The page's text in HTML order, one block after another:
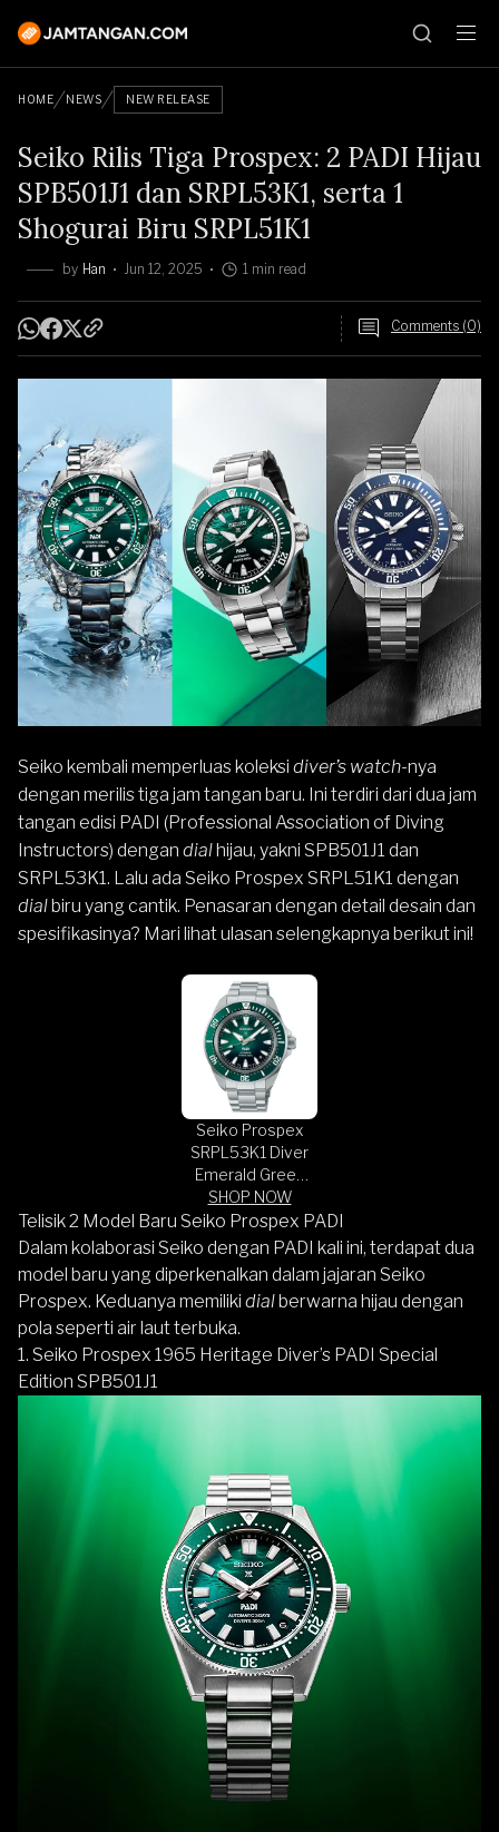
HOME NEWS NEW RELEASE
Seiko Rilis Tiga Prospex: 2 PADI Hijau
SPB501J1 dan SRPL53K1, serta 1
Shogurai Biru SRPL51K1
by Han Jun 12, 2025 1 min read
Comments (0)
Seiko kembali memperluas koleksi diver’s watch-nya
dengan merilis tiga jam tangan baru. Ini terdiri dari dua jam
tangan edisi PADI (Professional Association of Diving
Instructors) dengan dialhijau, yakni SPB501J1 dan
SRPL53K1. Lalu ada Seiko Prospex SRPL51K1 dengan
dialbiru yang cantik. Penasaran dengan detail desain dan
spesifikasinya? Mari lihat ulasan selengkapnya berikut ini!
Seiko Prospex
SRPL53K1 Diver
Emerald Green
Dial Stainless
Steel Strap PADI
Special Edition
SHOP NOW
Telisik 2 Model Baru Seiko Prospex PADI
Dalam kolaborasi Seiko dengan PADI kali ini, terdapat dua
model baru yang diperkenalkan dalam jajaran Seiko
Prospex. Keduanya memiliki dialberwarna hijau dengan
pola seperti air laut terbuka.
1. Seiko Prospex 1965 Heritage Diver’s PADI Special
Edition SPB501J1